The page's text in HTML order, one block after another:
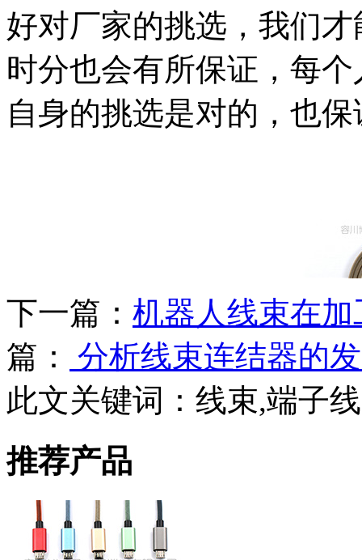
好对厂家的挑选，我们
时分也会有所保证，每
自身的挑选是对的，也
下一篇： 机器人线束在
篇：
分析线束连结器的
此文关键词： 线束,端子
推荐产品